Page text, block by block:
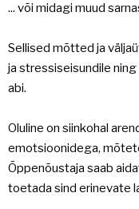
... või midagi muud
Sellised mõtted ja
ja stressiseisundile
abi.
Oluline on siinkohal
emotsioonidega,
Õppenõustaja saab
toetada sind erinevate